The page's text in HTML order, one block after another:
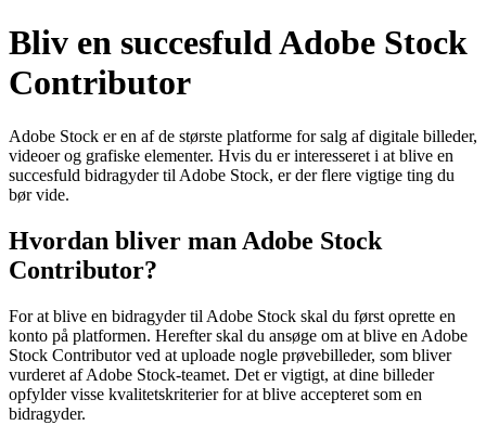
Bliv en succesfuld Adobe Stock
Contributor
Adobe Stock er en af de største platforme for salg af digitale billeder,
videoer og grafiske elementer. Hvis du er interesseret i at blive en
succesfuld bidragyder til Adobe Stock, er der flere vigtige ting du
bør vide.
Hvordan bliver man Adobe Stock
Contributor?
For at blive en bidragyder til Adobe Stock skal du først oprette en
konto på platformen. Herefter skal du ansøge om at blive en Adobe
Stock Contributor ved at uploade nogle prøvebilleder, som bliver
vurderet af Adobe Stock-teamet. Det er vigtigt, at dine billeder
opfylder visse kvalitetskriterier for at blive accepteret som en
bidragyder.